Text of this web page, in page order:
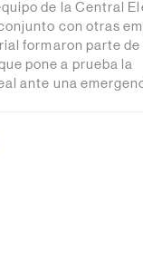
de la Central
con otras
formaron parte de
pone a prueba la
ante una